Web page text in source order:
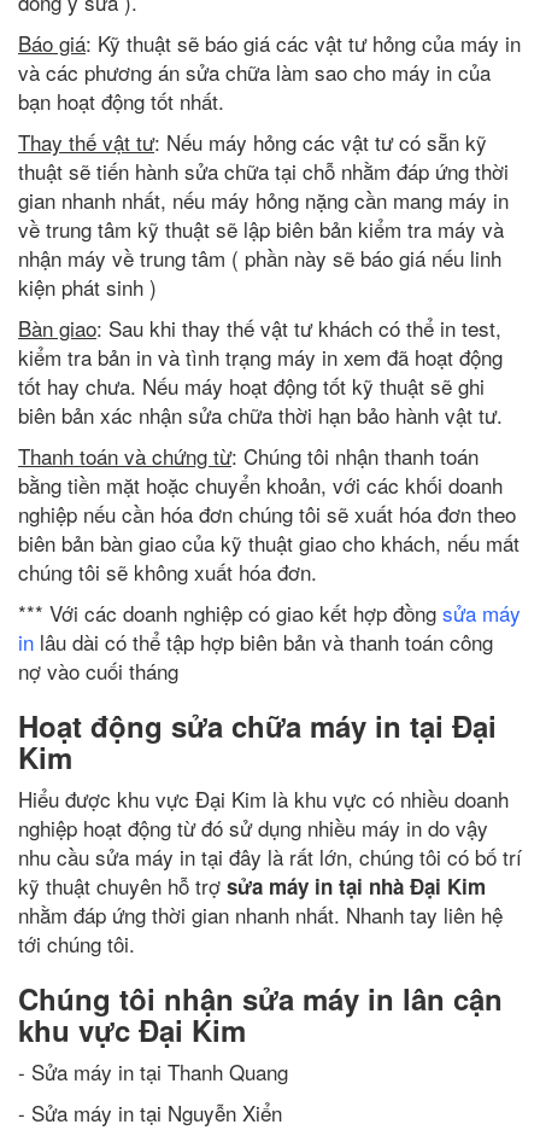
Báo giá: Kỹ thuật sẽ báo giá các vật tư hỏng của máy in
và các phương án sửa chữa làm sao cho máy in của
bạn hoạt động tốt nhất.
Thay thế vật tư: Nếu máy hỏng các vật tư có sẵn kỹ
thuật sẽ tiến hành sửa chữa tại chỗ nhằm đáp ứng thời
gian nhanh nhất, nếu máy hỏng nặng cần mang máy in
về trung tâm kỹ thuật sẽ lập biên bản kiểm tra máy và
nhận máy về trung tâm ( phần này sẽ báo giá nếu linh
kiện phát sinh )
Bàn giao: Sau khi thay thế vật tư khách có thể in test,
kiểm tra bản in và tình trạng máy in xem đã hoạt động
tốt hay chưa. Nếu máy hoạt động tốt kỹ thuật sẽ ghi
biên bản xác nhận sửa chữa thời hạn bảo hành vật tư.
Thanh toán và chứng từ: Chúng tôi nhận thanh toán
bằng tiền mặt hoặc chuyển khoản, với các khối doanh
nghiệp nếu cần hóa đơn chúng tôi sẽ xuất hóa đơn theo
biên bản bàn giao của kỹ thuật giao cho khách, nếu mất
chúng tôi sẽ không xuất hóa đơn.
*** Với các doanh nghiệp có giao kết hợp đồng sửa máy
in lâu dài có thể tập hợp biên bản và thanh toán công
nợ vào cuối tháng
Hoạt động sửa chữa máy in tại Đại
Kim
Hiểu được khu vực Đại Kim là khu vực có nhiều doanh
nghiệp hoạt động từ đó sử dụng nhiều máy in do vậy
nhu cầu sửa máy in tại đây là rất lớn, chúng tôi có bố trí
kỹ thuật chuyên hỗ trợ sửa máy in tại nhà Đại Kim
nhằm đáp ứng thời gian nhanh nhất. Nhanh tay liên hệ
tới chúng tôi.
Chúng tôi nhận sửa máy in lân cận
khu vực Đại Kim
- Sửa máy in tại Thanh Quang
- Sửa máy in tại Nguyễn Xiển